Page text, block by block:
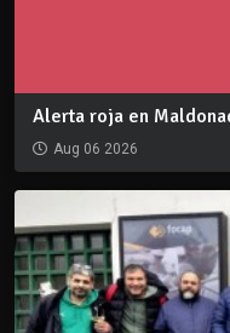
Alerta roja en
Aug 06 2026